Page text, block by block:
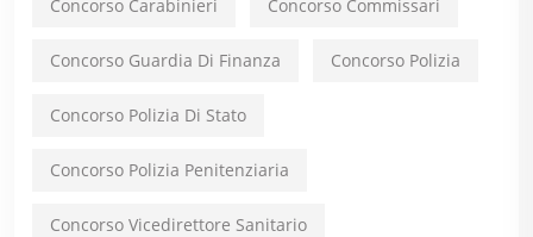
Concorso Carabinieri Concorso Commissari
Concorso Guardia Di Finanza Concorso Polizia
Concorso Polizia Di Stato
Concorso Polizia Penitenziaria
Concorso Vicedirettore Sanitario